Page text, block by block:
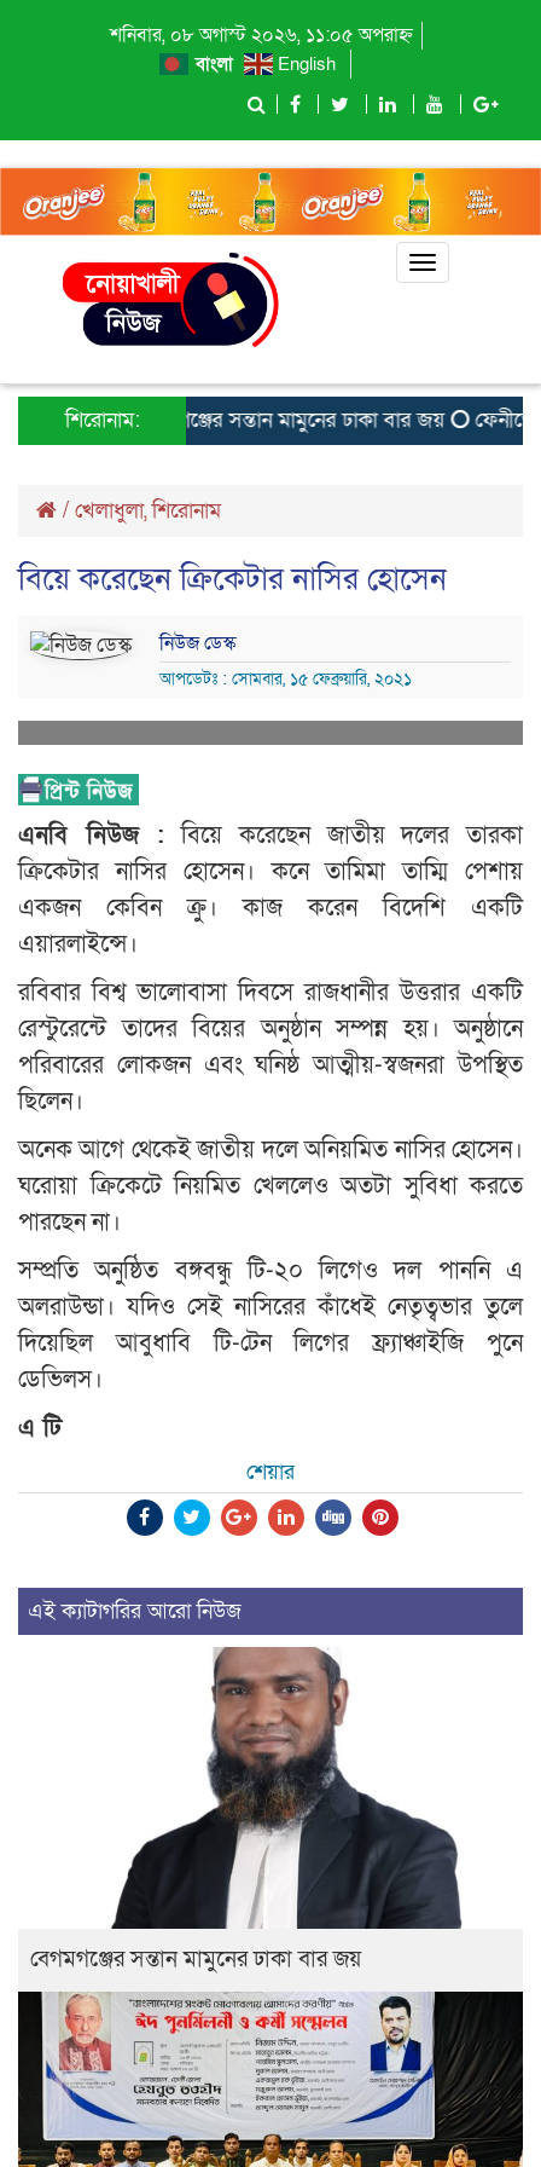
শনিবার, ০৮ অগাস্ট ২০২৬, ১১:০৫ অপরাহ্ন
বাংলা English
Toggle
শিরোনাম:বেগমগঞ্জের সন্তান মামুনের ঢাকা বার জয় ফেনীতে
/ খেলাধুলা,শিরোনাম
বিয়ে করেছেন ক্রিকেটার নাসির হোসেন
নিউজ ডেস্ক
আপডেটঃ : সোমবার, ১৫ ফেব্রুয়ারি, ২০২১
এনবি নিউজ : বিয়ে করেছেন জাতীয় দলের তারকা
ক্রিকেটার নাসির হোসেন। কনে তামিমা তাম্মি পেশায়
একজন কেবিন ক্রু। কাজ করেন বিদেশি একটি
এয়ারলাইন্সে।
রবিবার বিশ্ব ভালোবাসা দিবসে রাজধানীর উত্তরার একটি
রেস্টুরেন্টে তাদের বিয়ের অনুষ্ঠান সম্পন্ন হয়। অনুষ্ঠানে
পরিবারের লোকজন এবং ঘনিষ্ঠ আত্মীয়-স্বজনরা উপস্থিত
ছিলেন।
অনেক আগে থেকেই জাতীয় দলে অনিয়মিত নাসির হোসেন।
ঘরোয়া ক্রিকেটে নিয়মিত খেললেও অতটা সুবিধা করতে
পারছেন না।
সম্প্রতি অনুষ্ঠিত বঙ্গবন্ধু টি-২০ লিগেও দল পাননি এ
অলরাউন্ডা। যদিও সেই নাসিরের কাঁধেই নেতৃত্বভার তুলে
দিয়েছিল আবুধাবি টি-টেন লিগের ফ্র্যাঞ্চাইজি পুনে
ডেভিলস।
এ টি
শেয়ার
এই ক্যাটাগরির আরো নিউজ
বেগমগঞ্জের সন্তান মামুনের ঢাকা বার জয়